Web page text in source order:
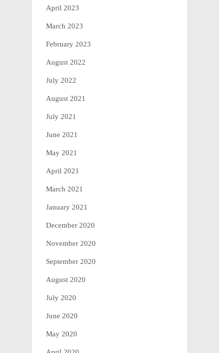
April 2023
March 2023
February 2023
August 2022
July 2022
August 2021
July 2021
June 2021
May 2021
April 2021
March 2021
January 2021
December 2020
November 2020
September 2020
August 2020
July 2020
June 2020
May 2020